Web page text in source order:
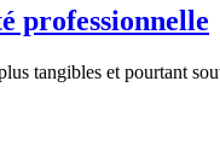
professionnelle
tangibles et pourtant